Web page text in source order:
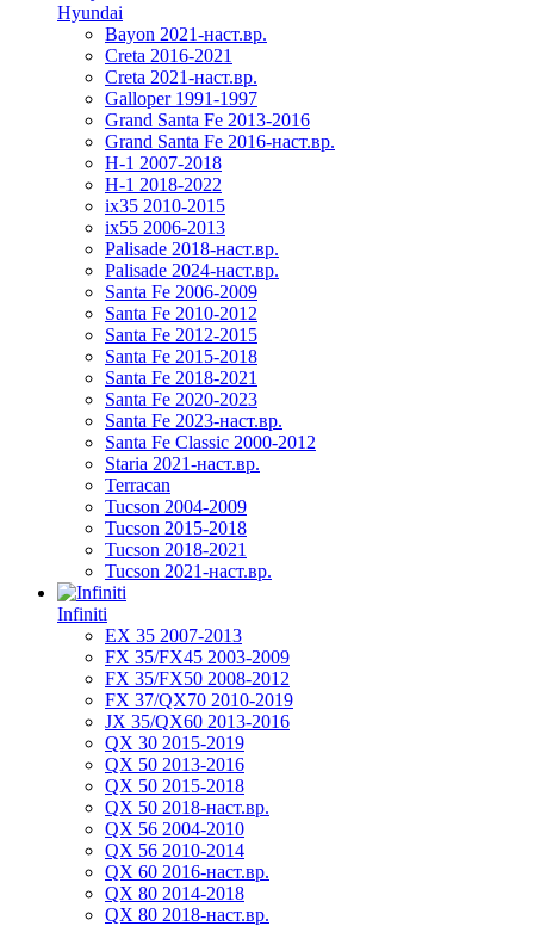
Hyundai
Bayon 2021-наст.вр.
Creta 2016-2021
Creta 2021-наст.вр.
Galloper 1991-1997
Grand Santa Fe 2013-2016
Grand Santa Fe 2016-наст.вр.
H-1 2007-2018
H-1 2018-2022
ix35 2010-2015
ix55 2006-2013
Palisade 2018-наст.вр.
Palisade 2024-наст.вр.
Santa Fe 2006-2009
Santa Fe 2010-2012
Santa Fe 2012-2015
Santa Fe 2015-2018
Santa Fe 2018-2021
Santa Fe 2020-2023
Santa Fe 2023-наст.вр.
Santa Fe Classic 2000-2012
Staria 2021-наст.вр.
Terracan
Tucson 2004-2009
Tucson 2015-2018
Tucson 2018-2021
Tucson 2021-наст.вр.
Infiniti
EX 35 2007-2013
FX 35/FX45 2003-2009
FX 35/FX50 2008-2012
FX 37/QX70 2010-2019
JX 35/QX60 2013-2016
QX 30 2015-2019
QX 50 2013-2016
QX 50 2015-2018
QX 50 2018-наст.вр.
QX 56 2004-2010
QX 56 2010-2014
QX 60 2016-наст.вр.
QX 80 2014-2018
QX 80 2018-наст.вр.